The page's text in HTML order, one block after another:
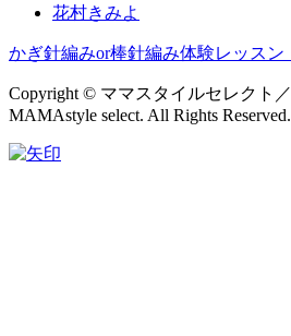
花村きみよ
かぎ針編みor棒針編み体験レッスン
Copyright © ママスタイルセレクト／
MAMAstyle select. All Rights Reserved.